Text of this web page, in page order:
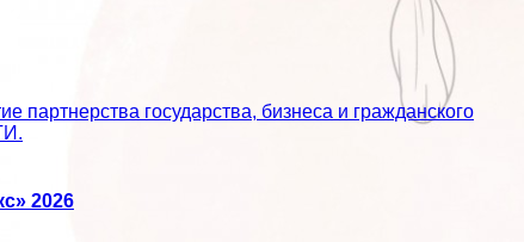
государства, бизнеса и гражданского
2026